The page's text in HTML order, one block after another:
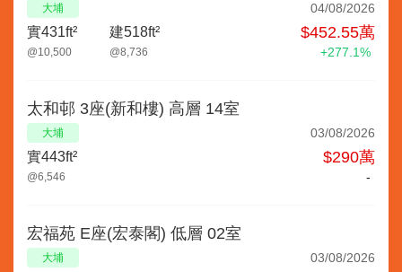
04/08/2026
大埔
$452.55萬
實431ft²
@10,500
建518ft²
@8,736 +277.1%
03/08/2026
大埔
太和邨 3座(新和樓) 高層 14室
$290萬
實443ft²
@6,546 -
03/08/2026
大埔
宏福苑 E座(宏泰閣) 低層 02室